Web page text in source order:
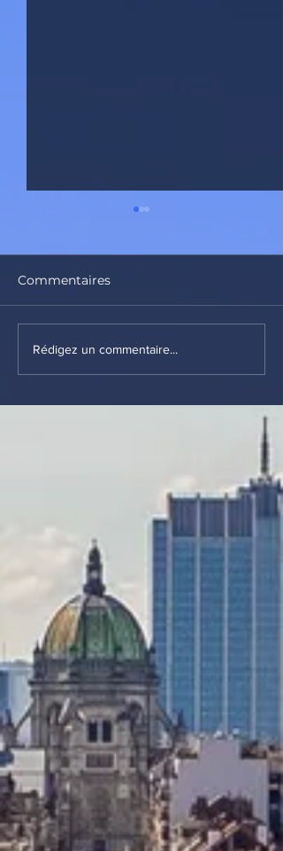
Commentaires
Rédigez un commentaire...